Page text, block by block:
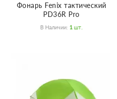
Фонарь Fenix тактический
PD36R Pro
В Наличии: 1 Шт.